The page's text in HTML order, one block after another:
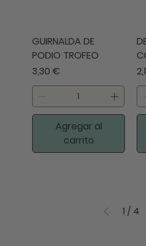
GUIRNALDA DE
PODIO TROFEO
Precio
3,30 €
Agregar al
carrito
1 / 4